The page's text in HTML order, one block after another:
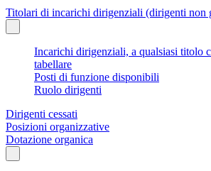
Titolari di incarichi dirigenziali (dirigenti non
Incarichi dirigenziali, a qualsiasi titolo
tabellare
Posti di funzione disponibili
Ruolo dirigenti
Dirigenti cessati
Posizioni organizzative
Dotazione organica